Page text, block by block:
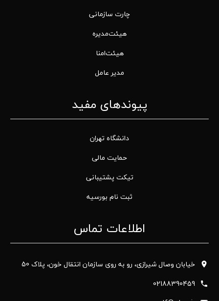
چارت سازمانی
هیئت‌مدیره
هیئت‌امنا
مدیر عامل
پیوندهای مفید
دانشگاه تهران
حمایت مالی
تیکت پشتیبانی
ثبت نام بورسیه
اطلاعات تماس
خیابان وصال شیرازی، رو به روی سازمان انتقال خون، پلاک 50
02188390459